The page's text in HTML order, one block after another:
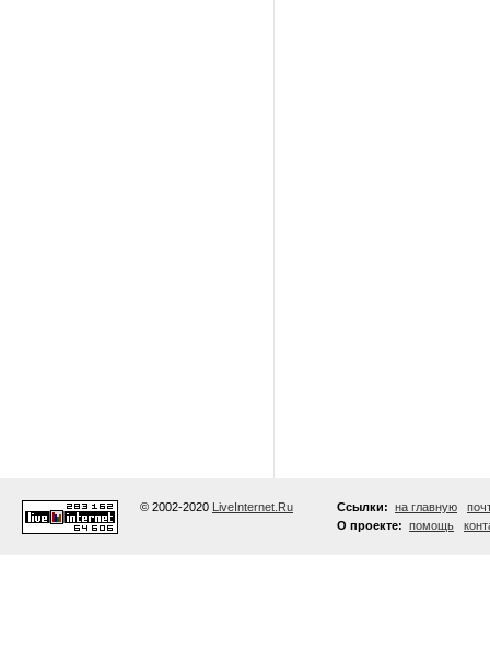
© 2002-2020 LiveInternet.Ru Ссылки: на главную
О проекте: помощь